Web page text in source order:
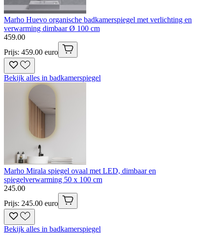
Marho Huevo organische badkamerspiegel met verlichting en
verwarming dimbaar Ø 100 cm
459.00
Prijs: 459.00 euro
Bekijk alles in badkamerspiegel
Marho Mirala spiegel ovaal met LED, dimbaar en
spiegelverwarming 50 x 100 cm
245.00
Prijs: 245.00 euro
Bekijk alles in badkamerspiegel